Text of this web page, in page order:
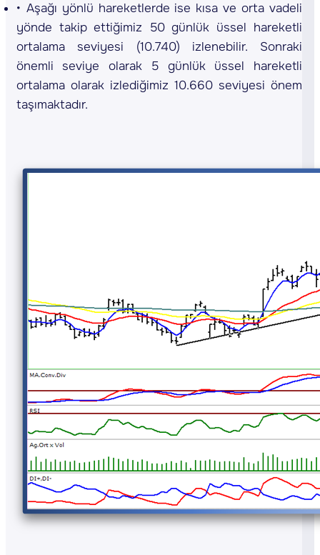
Aşağı yönlü hareketlerde ise kısa ve orta vadeli
yönde takip ettiğimiz 50 günlük üssel hareketli
ortalama seviyesi (10.740) izlenebilir. Sonraki
önemli seviye olarak 5 günlük üssel hareketli
ortalama olarak izlediğimiz 10.660 seviyesi önem
taşımaktadır.